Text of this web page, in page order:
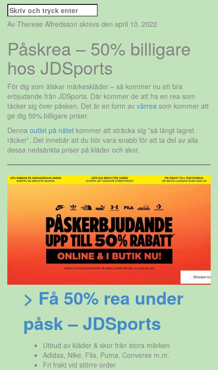
Sök
efter:
Av Therese Alfredsson skrevs den april 10, 2022
Påskrea – 50% billigare
hos JDSports
För dig som älskar märkeskläder – så kommer nu ett bra
erbjudande från JDSports. Där kommer de att ha en rea som
täcker sig över påsken. Det är en form av vårrea som kommer att
ge dig 50% billigare priser.
Denna outlet på nätet kommer att sträcka sig ”så långt lagret
räcker”. Det innebär att du bör vara snabb för att ta del av alla
dessa nedsänkta priser på kläder och skor.
> Få 50% rea under
påsk – JDSports
Utbud av kläder & skor från stora märken
Adidas, Nike, Fila, Puma, Converse m.m.
Fri frakt vid större order